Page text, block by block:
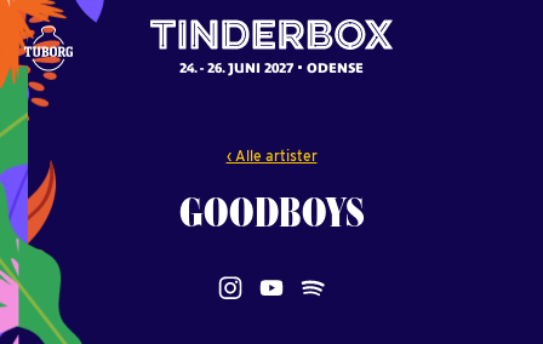
24. - 26. JUNI 2027 ODENSE
‹ Alle artister
GOODBOYS